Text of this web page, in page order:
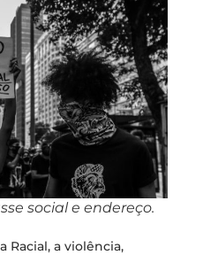
social e endereço.
Racial, a violência,